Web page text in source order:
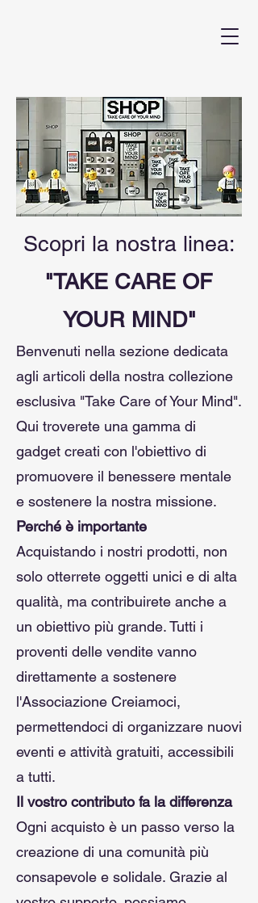
Scopri la nostra linea:
"TAKE CARE OF
YOUR MIND"
Benvenuti nella sezione dedicata
agli articoli della nostra collezione
esclusiva "Take Care of Your Mind".
Qui troverete una gamma di
gadget creati con l'obiettivo di
promuovere il benessere mentale
e sostenere la nostra missione.
Perché è importante
Acquistando i nostri prodotti, non
solo otterrete oggetti unici e di alta
qualità, ma contribuirete anche a
un obiettivo più grande. Tutti i
proventi delle vendite vanno
direttamente a sostenere
l'Associazione Creiamoci,
permettendoci di organizzare nuovi
eventi e attività gratuiti, accessibili
a tutti.
Il vostro contributo fa la differenza
Ogni acquisto è un passo verso la
creazione di una comunità più
consapevole e solidale. Grazie al